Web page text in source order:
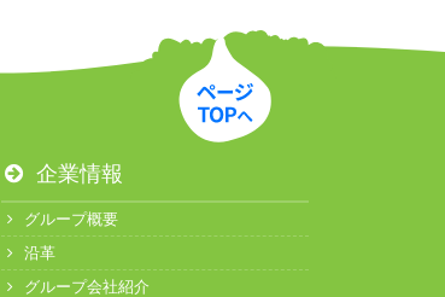
企業情報
グループ概要
沿革
グループ会社紹介